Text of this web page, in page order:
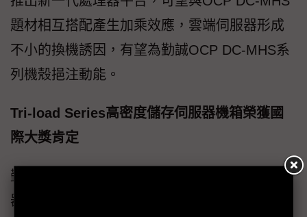
題材相互搭配產生加乘效應，雲端伺服器形成
不小的換機誘因，有望為勤誠OCP DC-MHS系
列機殼挹注動能。
Tri-load Series高密度儲存伺服器機箱榮獲國
際大獎肯定
勤誠亦展出4U Tri-load Series高密度儲存伺服
器機箱，憑藉突破性的產品創新設計，榮獲